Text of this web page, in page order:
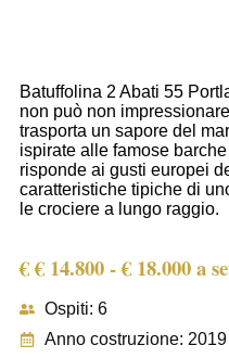
Batuffolina 2 Abati 55
non può non
trasporta un sapore del
ispirate alle famose
risponde ai gusti europei
caratteristiche tipiche di
le crociere a lungo raggio.
€ € 14.800 - € 18.000 a
Ospiti: 6
Anno costruzione: 2019